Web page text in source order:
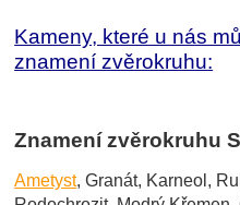
Kameny, které u nás
znamení zvěrokruhu:
Znamení zvěrokruhu
Ametyst, Granát, Karneol,